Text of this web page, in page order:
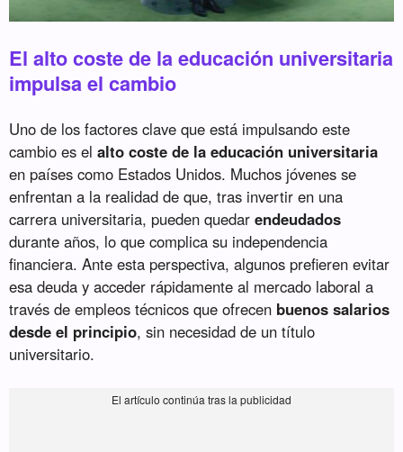
El alto coste de la educación universitaria
impulsa el cambio
Uno de los factores clave que está impulsando este
cambio es elalto coste de la educación universitaria
en países como Estados Unidos. Muchos jóvenes se
enfrentan a la realidad de que, tras invertir en una
carrera universitaria, pueden quedarendeudados
durante años, lo que complica su independencia
financiera. Ante esta perspectiva, algunos prefieren evitar
esa deuda y acceder rápidamente al mercado laboral a
través de empleos técnicos que ofrecen buenos salarios
desde el principio, sin necesidad de un título
universitario.